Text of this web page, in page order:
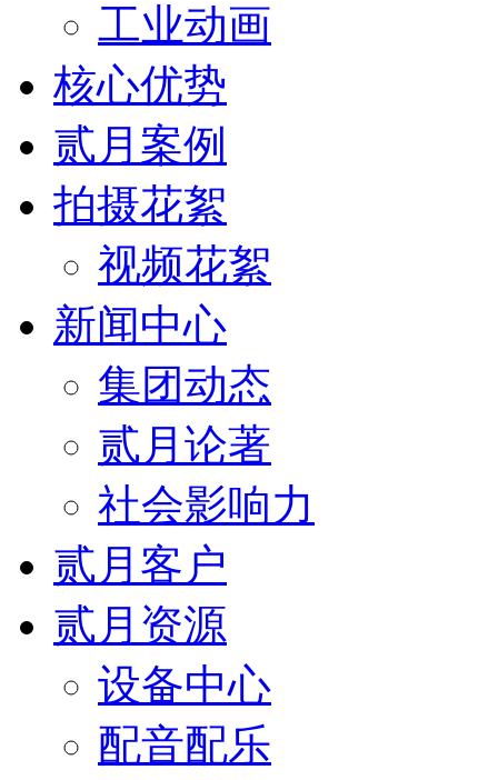
工业动画
核心优势
贰月案例
拍摄花絮
视频花絮
新闻中心
集团动态
贰月论著
社会影响力
贰月客户
贰月资源
设备中心
配音配乐